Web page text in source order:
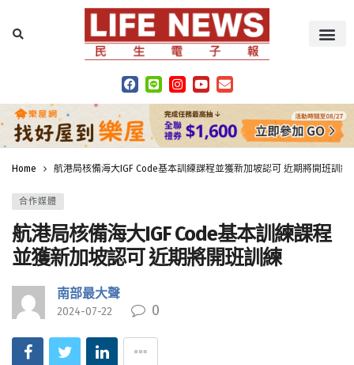
Home 航港局核備海大IGF Code基本訓練課程並獲新加坡認可 近期將開班訓練
合作媒體
航港局核備海大IGF Code基本訓練課程
並獲新加坡認可 近期將開班訓練
南部最大聲
2024-07-22 0